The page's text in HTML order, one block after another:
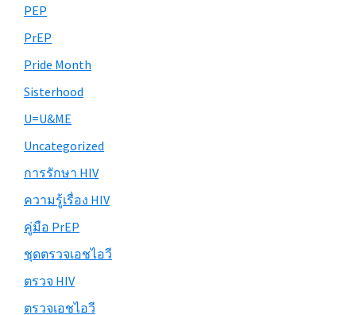
PEP
PrEP
Pride Month
Sisterhood
U=U&ME
Uncategorized
การรักษา HIV
ความรู้เรื่อง HIV
คู่มือ PrEP
ชุดตรวจเอชไอวี
ตรวจ HIV
ตรวจเอชไอวี